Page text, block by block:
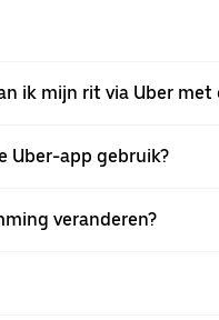
ik mijn rit via Uber met
Uber-app gebruik?
veranderen?